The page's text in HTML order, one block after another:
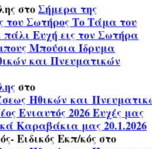
στοΣήμερα της
Σωτήρος Το Τάμα του
Ευχή εις τον Σωτήρα
Μπούσια Ίδρυμα
και Πνευματικών
στο
Ηθικών και
Ενιαυτός 2026 Ευχές μας
Καραβάκια μας 20.1.2026
Ειδικός Εκπ/κόςστο